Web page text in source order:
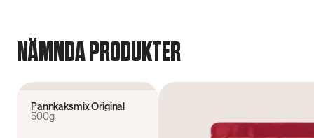
NÄMNDA PRODUKTER
Spara 23% Månadens Produkt
Pannkaksmix Original
500g